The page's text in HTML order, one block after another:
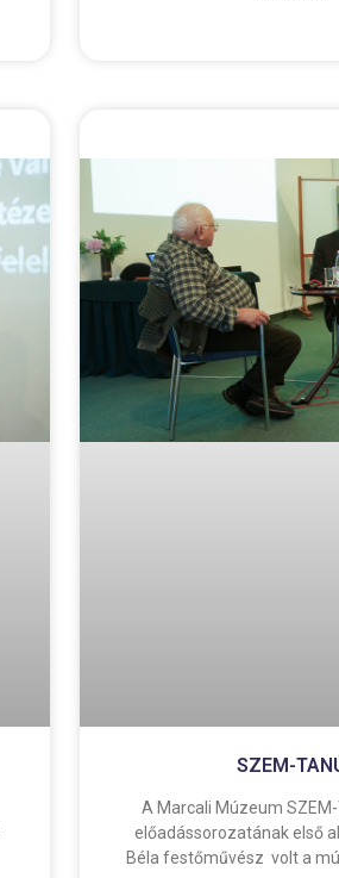
SZEM-
A Marcali Múzeum
előadássorozatának első
Béla festőművész volt a